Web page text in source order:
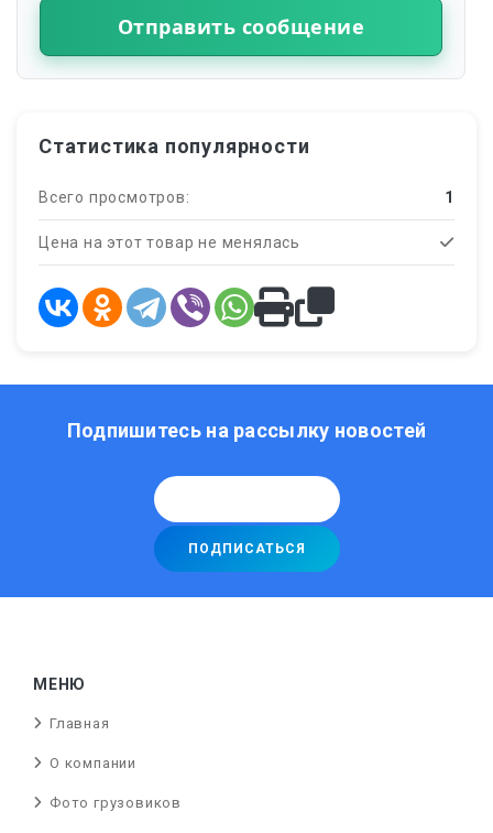
Отправить сообщение
Статистика популярности
Всего просмотров: 1
Цена на этот товар не менялась
Подпишитесь на рассылку новостей
МЕНЮ
Главная
О компании
Фото грузовиков